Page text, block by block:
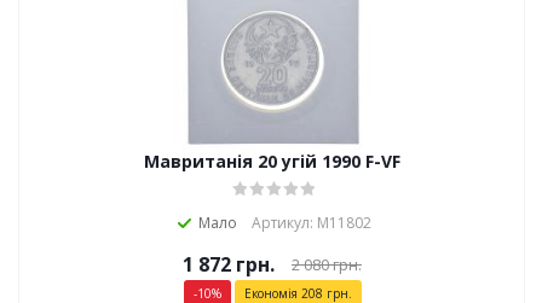
Мавританія 20 угій 1990 F-VF
Мало Артикул: М11802
1 872 грн. 2 080грн.
-10% Економія 208 грн.